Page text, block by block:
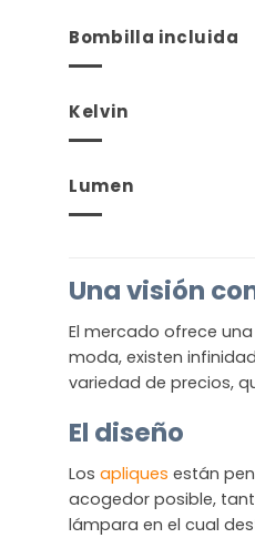
Bombilla incluida
Kelvin
Lumen
Una visión
El mercado ofrece
moda, existen
variedad de precios,
El diseño
Los apliques están
acogedor posible,
lámpara en el cual